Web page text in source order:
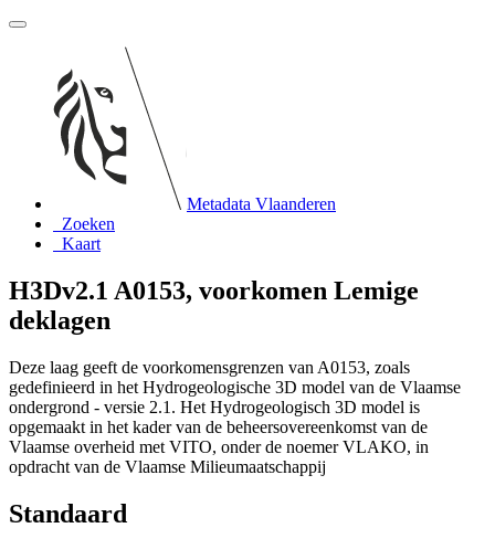
Metadata Vlaanderen
Zoeken
Kaart
H3Dv2.1 A0153, voorkomen Lemige
deklagen
Deze laag geeft de voorkomensgrenzen van A0153, zoals
gedefinieerd in het Hydrogeologische 3D model van de Vlaamse
ondergrond - versie 2.1. Het Hydrogeologisch 3D model is
opgemaakt in het kader van de beheersovereenkomst van de
Vlaamse overheid met VITO, onder de noemer VLAKO, in
opdracht van de Vlaamse Milieumaatschappij
Standaard